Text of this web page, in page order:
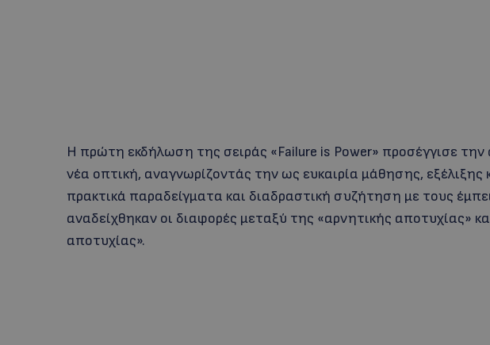
Η πρώτη εκδήλωση της σειράς «Failure is Power» προσέγγισε
νέα οπτική, αναγνωρίζοντάς την ως ευκαιρία μάθησης, εξέλιξης
πρακτικά παραδείγματα και διαδραστική συζήτηση με τους
αναδείχθηκαν οι διαφορές μεταξύ της «αρνητικής αποτυχίας»
αποτυχίας».